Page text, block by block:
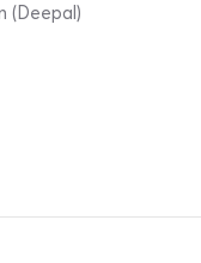
(Deepal)